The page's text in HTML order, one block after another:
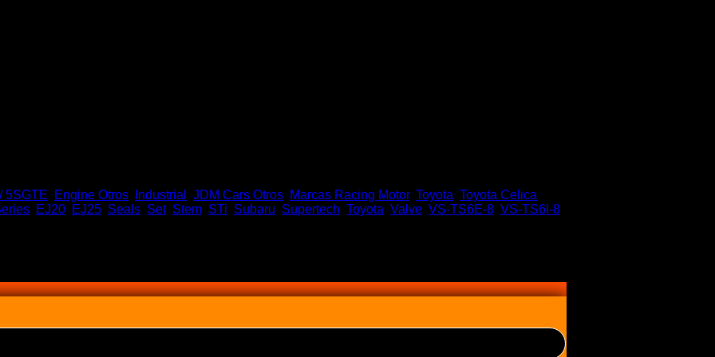
5SGTE Engine Otros Industrial JDM Cars Otros Marcas Racing Motor, Toyota Toyota Celica
EJ20 EJ25 Seals Set, Stem STi Subaru Supertech Toyota Valve VS-TS6E-8 VS-TS6I-8